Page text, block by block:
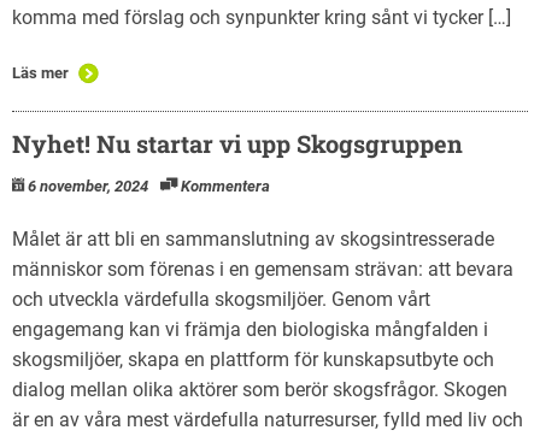
komma med förslag och synpunkter kring sånt vi tycker […]
Läs mer
Nyhet! Nu startar vi upp Skogsgruppen
6 november, 2024 Kommentera
Målet är att bli en sammanslutning av skogsintresserade
människor som förenas i en gemensam strävan: att bevara
och utveckla värdefulla skogsmiljöer. Genom vårt
engagemang kan vi främja den biologiska mångfalden i
skogsmiljöer, skapa en plattform för kunskapsutbyte och
dialog mellan olika aktörer som berör skogsfrågor. Skogen
är en av våra mest värdefulla naturresurser, fylld med liv och